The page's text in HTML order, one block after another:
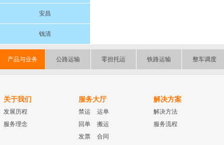
安昌
钱清
产品与业务 公路运输 零担托运 铁路运输 整车调度
关于我们
发展历程
服务理念
服务大厅
禁运
运单
回单
搬运
发票
合同
解决方案
解决方法
服务流程